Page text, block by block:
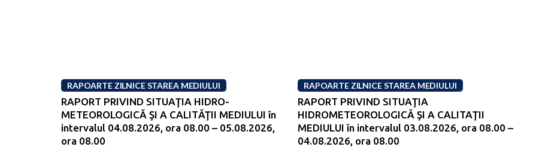
RAPOARTE ZILNICE STAREA MEDIULUI
RAPORT PRIVIND SITUAŢIA HIDRO-
METEOROLOGICĂ ŞI A CALITĂŢII MEDIULUI în
intervalul 04.08.2026, ora 08.00 – 05.08.2026,
ora 08.00
RAPOARTE ZILNICE STAREA MEDIULUI
RAPORT PRIVIND SITUAŢIA
HIDROMETEOROLOGICĂ ŞI A CALITAŢII
MEDIULUI în intervalul 03.08.2026, ora 08.00 –
04.08.2026, ora 08.00